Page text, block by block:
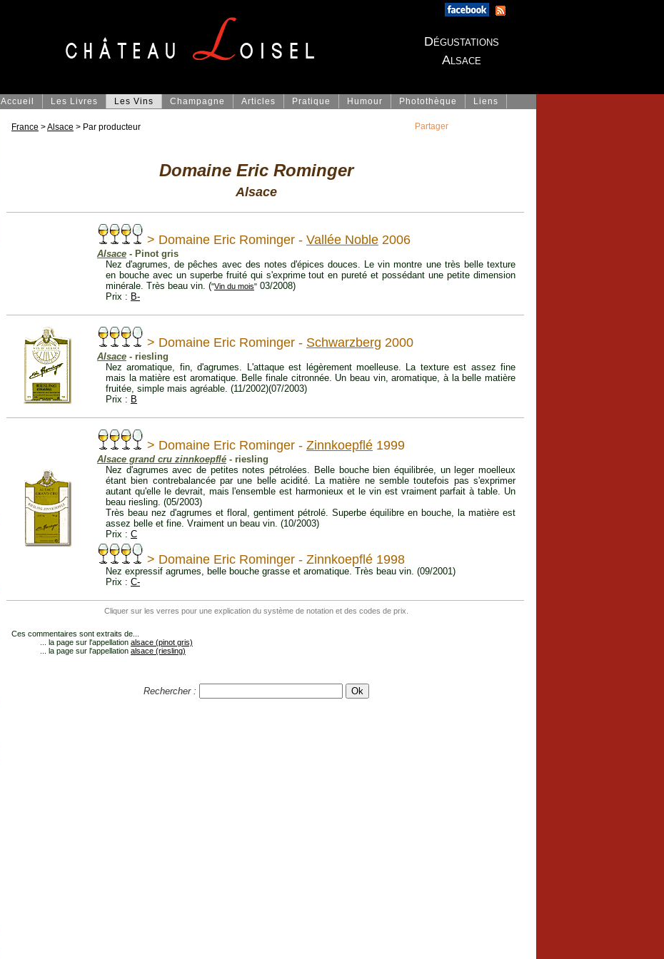
Dégustations
Alsace
Accueil Les Livres Les Vins Champagne Articles Pratique Humour Photothèque Liens
France >Alsace > Par producteur
Domaine Eric Rominger
Alsace
> Domaine Eric Rominger - Vallée Noble 2006
Alsace - Pinot gris
Nez d'agrumes, de pêches avec des notes d'épices douces. Le vin montre une très belle texture
en bouche avec un superbe fruité qui s'exprime tout en pureté et possédant une petite dimension
minérale. Très beau vin. ("Vin du mois" 03/2008)
Prix : B-
> Domaine Eric Rominger - Schwarzberg 2000
Alsace - riesling
Nez aromatique, fin, d'agrumes. L'attaque est légèrement moelleuse. La texture est assez fine
mais la matière est aromatique. Belle finale citronnée. Un beau vin, aromatique, à la belle matière
fruitée, simple mais agréable. (11/2002)(07/2003)
Prix : B
> Domaine Eric Rominger - Zinnkoepflé 1999
Alsace grand cru zinnkoepflé - riesling
Nez d'agrumes avec de petites notes pétrolées. Belle bouche bien équilibrée, un leger moelleux
étant bien contrebalancée par une belle acidité. La matière ne semble toutefois pas s'exprimer
autant qu'elle le devrait, mais l'ensemble est harmonieux et le vin est vraiment parfait à table. Un
beau riesling. (05/2003)
Très beau nez d'agrumes et floral, gentiment pétrolé. Superbe équilibre en bouche, la matière est
assez belle et fine. Vraiment un beau vin. (10/2003)
Prix : C
> Domaine Eric Rominger - Zinnkoepflé 1998
Nez expressif agrumes, belle bouche grasse et aromatique. Très beau vin. (09/2001)
Prix : C-
Cliquer sur les verres pour une explication du système de notation et des codes de prix.
Ces commentaires sont extraits de...
... la page sur l'appellation alsace (pinot gris)
... la page sur l'appellation alsace (riesling)
Rechercher :
Partager